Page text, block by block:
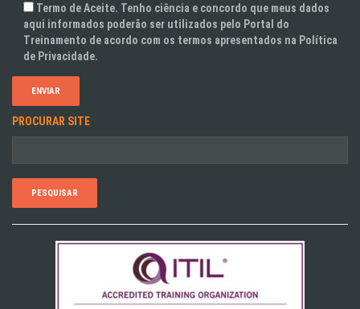
Termo de Aceite. Tenho ciência e concordo que meus dados
aqui informados poderão ser utilizados pelo Portal do
Treinamento de acordo com os termos apresentados na Política
de Privacidade.
PROCURAR SITE